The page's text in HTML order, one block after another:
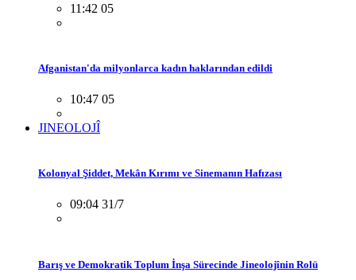
11:42 05
Afganistan'da milyonlarca kadın haklarından edildi
10:47 05
JINEOLOJÎ
Kolonyal Şiddet, Mekân Kırımı ve Sinemanın Hafızası
09:04 31/7
Barış ve Demokratik Toplum İnşa Sürecinde Jineolojînin Rolü